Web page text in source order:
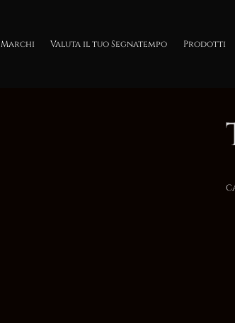
Marchi Valuta il tuo Segnatempo Prodotti